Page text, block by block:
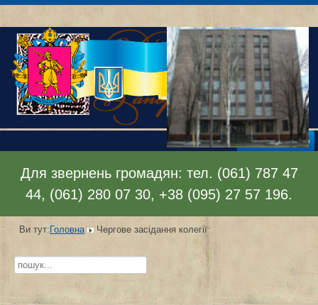
Відкрити меню
Для звернень громадян: тел. (061) 787 47
44, (061) 280 07 30, +38 (095) 27 57 196.
Ви тут:Головна Чергове засідання колегії
Пошук...